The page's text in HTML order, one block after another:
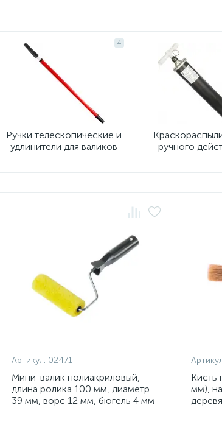
4
Ручки телескопические и
удлинители для валиков
ручного
Артикул: 02471
Мини-валик полиакриловый,
длина ролика 100 мм, диаметр
39 мм, ворс 12 мм, бюгель 4 мм
Кисть
мм),